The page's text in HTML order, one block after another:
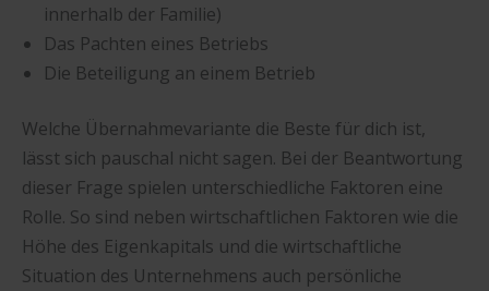
innerhalb der Familie)
Das Pachten eines Betriebs
Die Beteiligung an einem Betrieb
Welche Übernahmevariante die Beste für dich ist,
lässt sich pauschal nicht sagen. Bei der Beantwortung
dieser Frage spielen unterschiedliche Faktoren eine
Rolle. So sind neben wirtschaftlichen Faktoren wie die
Höhe des Eigenkapitals und die wirtschaftliche
Situation des Unternehmens auch persönliche